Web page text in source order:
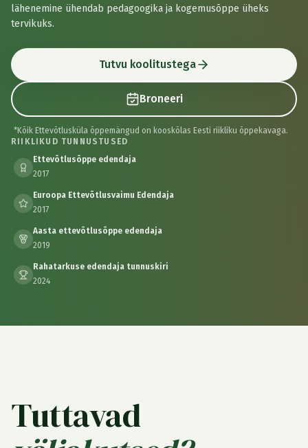
lähenemine ühendab pedagoogika ja kogemusõppe üheks
tervikuks.
Tutvu koolitustega
Broneeri
*Kõik Ettevõtlusküla õppemängud on kooskõlas Eesti riikliku õppekavaga.
RIIKLIKUD TUNNUSTUSED
Ettevõtlusõppe edendaja
2017
Euroopa Ettevõtlusvaimu Edendaja
2017
Aasta ettevõtlusõppe edendaja
2019
Rahatarkuse edendaja tunnuskiri
2024
Tuttavad